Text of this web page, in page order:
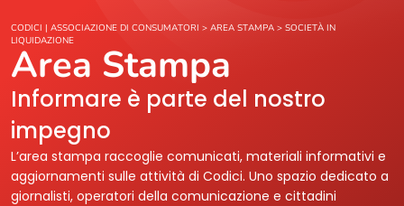
Chi Siamo
Cosa Facciamo
Area Stampa
Contatti
CODICI | ASSOCIAZIONE DI CONSUMATORI > AREA STAMPA > SOCIETÀ IN
LIQUIDAZIONE
Area Stampa
Informare è parte del nostro
impegno
L’area stampa raccoglie comunicati, materiali informativi e
aggiornamenti sulle attività di Codici. Uno spazio dedicato a
giornalisti, operatori della comunicazione e cittadini